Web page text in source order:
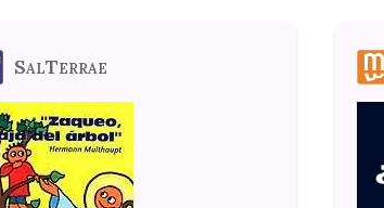
SalTerrae